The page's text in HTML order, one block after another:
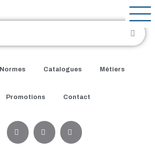
Normes Catalogues Métiers
Promotions Contact